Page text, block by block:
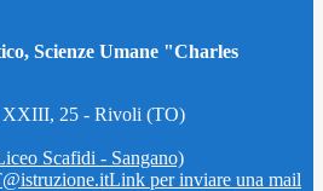
Scienze Umane "Charles
XXIII, 25 - Rivoli (TO)
Scafidi - Sangano)
Link per inviare una mail